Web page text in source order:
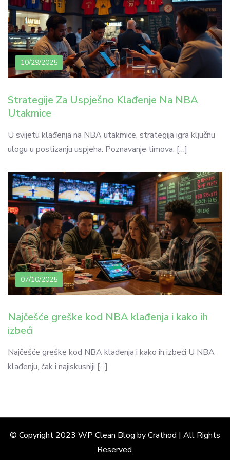
10/29/2025
Strategije Za Uspješno Klađenje Na NBA
Utakmice
U svijetu klađenja na NBA utakmice, strategija igra ključnu
ulogu u postizanju uspjeha. Poznavanje timova, […]
07/10/2025
Najčešće greške kod NBA klađenja i kako ih
izbeći
Najčešće greške kod NBA klađenja i kako ih izbeći U NBA
klađenju, čak i najiskusniji […]
© Copyright 2023 WP Clean Blog by Crathod | All Rights
Reserved.